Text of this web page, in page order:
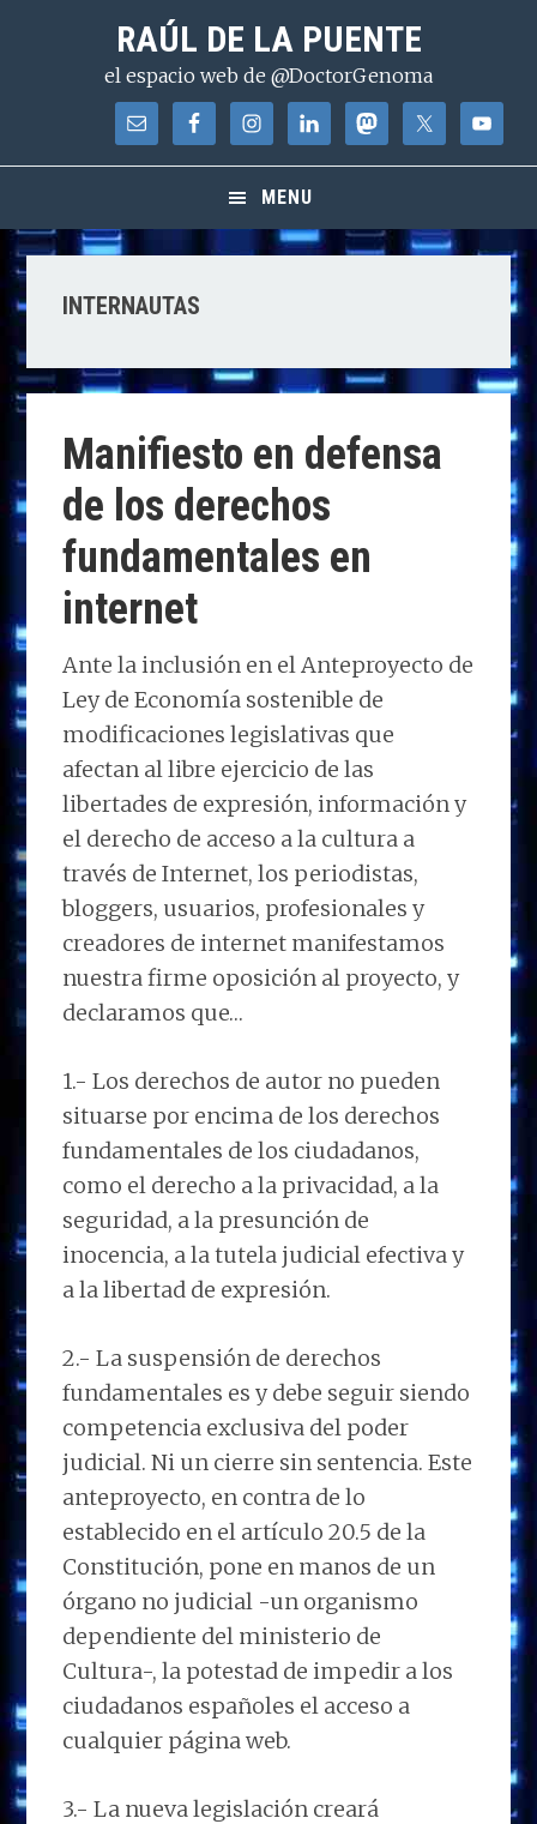
contenido
RAÚL DE LA PUENTE
el espacio web de @DoctorGenoma
MENU
INTERNAUTAS
Manifiesto en defensa
de los derechos
fundamentales en
internet
Ante la inclusión en el Anteproyecto de
Ley de Economía sostenible de
modificaciones legislativas que
afectan al libre ejercicio de las
libertades de expresión, información y
el derecho de acceso a la cultura a
través de Internet, los periodistas,
bloggers, usuarios, profesionales y
creadores de internet manifestamos
nuestra firme oposición al proyecto, y
declaramos que…
1.- Los derechos de autor no pueden
situarse por encima de los derechos
fundamentales de los ciudadanos,
como el derecho a la privacidad, a la
seguridad, a la presunción de
inocencia, a la tutela judicial efectiva y
a la libertad de expresión.
2.- La suspensión de derechos
fundamentales es y debe seguir siendo
competencia exclusiva del poder
judicial. Ni un cierre sin sentencia. Este
anteproyecto, en contra de lo
establecido en el artículo 20.5 de la
Constitución, pone en manos de un
órgano no judicial -un organismo
dependiente del ministerio de
Cultura-, la potestad de impedir a los
ciudadanos españoles el acceso a
cualquier página web.
3.- La nueva legislación creará